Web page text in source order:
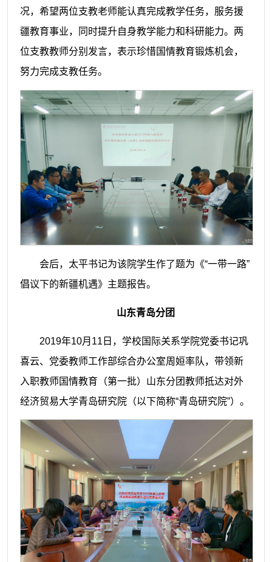
况，希望两位支教老师能认真完成教学任务，服务援
疆教育事业，同时提升自身教学能力和科研能力。两
位支教教师分别发言，表示珍惜国情教育锻炼机会，
努力完成支教任务。
会后，太平书记为该院学生作了题为《“一带一路”
倡议下的新疆机遇》主题报告。
山东青岛分团
2019年10月11日， 学校国际关系学院党委书记巩
喜云、 党委教师工作部综合办公室周姮率队，带领新
入职教师国情教育（第一批） 山东分团教师抵达对外
经济贸易大学青岛研究院（以下简称“青岛研究院”）。